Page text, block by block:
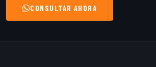
CONSULTAR AHORA